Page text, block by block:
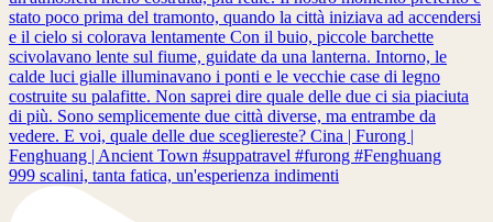
999 scalini, tanta fatica, un'esperienza indimenti